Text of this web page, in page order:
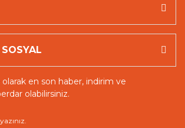
en son haber, indirim ve
olabilirsiniz.